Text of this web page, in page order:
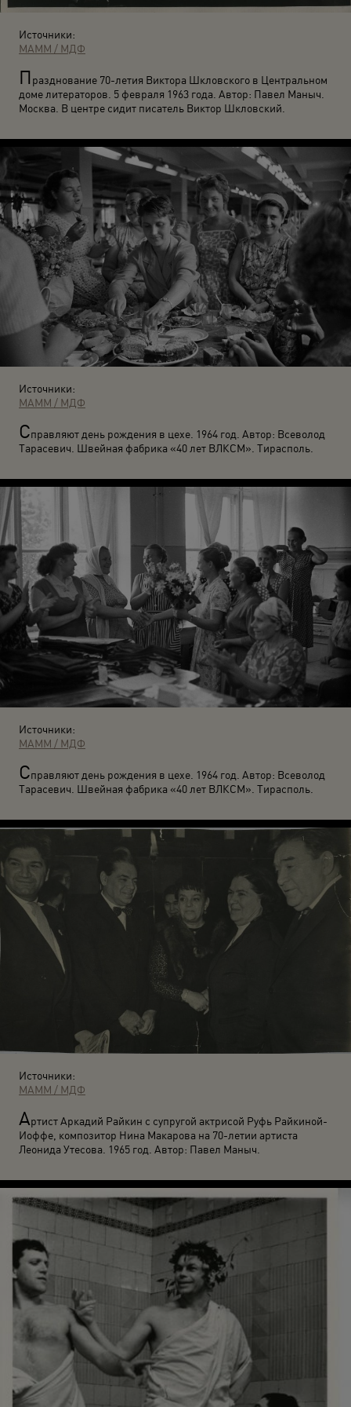
Источники:
МАММ / МДФ
Празднование 70-летия Виктора Шкловского в Центральном
доме литераторов. 5 февраля 1963 года. Автор: Павел Маныч.
Москва. В центре сидит писатель Виктор Шкловский.
Источники:
МАММ / МДФ
Справляют день рождения в цехе. 1964 год. Автор: Всеволод
Тарасевич. Швейная фабрика «40 лет ВЛКСМ». Тирасполь.
Источники:
МАММ / МДФ
Справляют день рождения в цехе. 1964 год. Автор: Всеволод
Тарасевич. Швейная фабрика «40 лет ВЛКСМ». Тирасполь.
Источники:
МАММ / МДФ
Артист Аркадий Райкин с супругой актрисой Руфь Райкиной-
Иоффе, композитор Нина Макарова на 70-летии артиста
Леонида Утесова. 1965 год. Автор: Павел Маныч.